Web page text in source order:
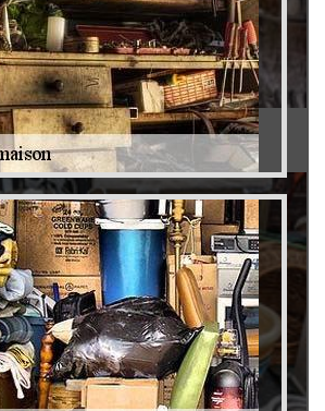
Antiquaire 79